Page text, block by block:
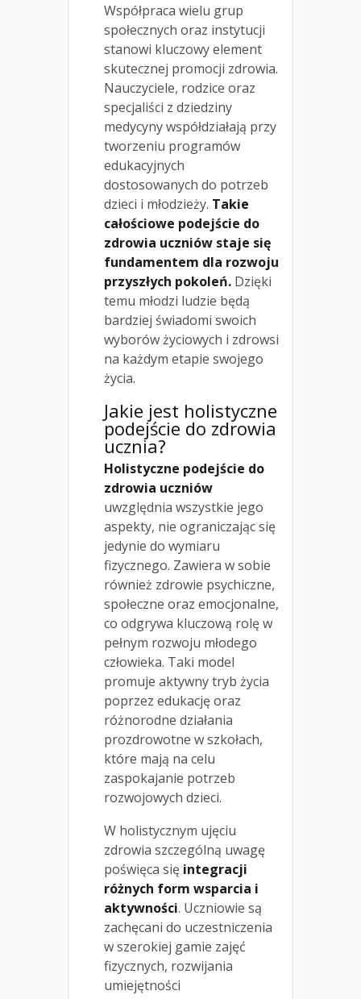
Współpraca wielu grup
społecznych oraz instytucji
stanowi kluczowy element
skutecznej promocji zdrowia.
Nauczyciele, rodzice oraz
specjaliści z dziedziny
medycyny współdziałają przy
tworzeniu programów
edukacyjnych
dostosowanych do potrzeb
dzieci i młodzieży. Takie
całościowe podejście do
zdrowia uczniów staje się
fundamentem dla rozwoju
przyszłych pokoleń. Dzięki
temu młodzi ludzie będą
bardziej świadomi swoich
wyborów życiowych i zdrowsi
na każdym etapie swojego
życia.
Jakie jest holistyczne
podejście do zdrowia
ucznia?
Holistyczne podejście do
zdrowia uczniów
uwzględnia wszystkie jego
aspekty, nie ograniczając się
jedynie do wymiaru
fizycznego. Zawiera w sobie
również zdrowie psychiczne,
społeczne oraz emocjonalne,
co odgrywa kluczową rolę w
pełnym rozwoju młodego
człowieka. Taki model
promuje aktywny tryb życia
poprzez edukację oraz
różnorodne działania
prozdrowotne w szkołach,
które mają na celu
zaspokajanie potrzeb
rozwojowych dzieci.
W holistycznym ujęciu
zdrowia szczególną uwagę
poświęca się integracji
różnych form wsparcia i
aktywności. Uczniowie są
zachęcani do uczestniczenia
w szerokiej gamie zajęć
fizycznych, rozwijania
umiejętności